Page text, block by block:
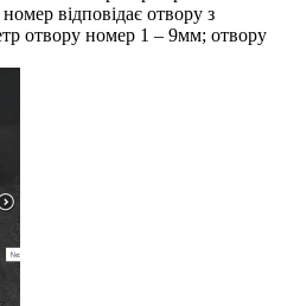
відповідає отвору з
отвору номер 1 – 9мм; отвору